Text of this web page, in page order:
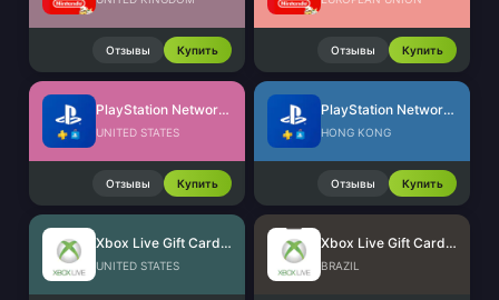
Отзывы Купить Отзывы Купить
PlayStation Network Card (US)
UNITED STATES
Отзывы Купить
PlayStation Network Card (HK)
HONG KONG
Отзывы Купить
Xbox Live Gift Card (US)
UNITED STATES
Xbox Live Gift Card (BR)
BRAZIL